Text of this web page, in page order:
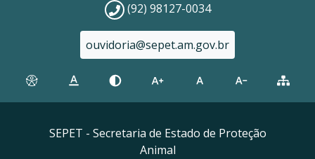
(92) 98127-0034
ouvidoria@sepet.am.gov.br
SEPET - Secretaria de Estado de Proteção
Animal